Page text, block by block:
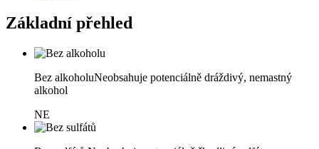
Základní přehled
Bez alkoholuNeobsahuje potenciálně dráždivý, nemastný
alkohol
NE